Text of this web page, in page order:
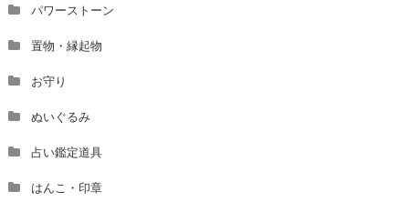
パワーストーン
置物・縁起物
お守り
ぬいぐるみ
占い鑑定道具
はんこ・印章